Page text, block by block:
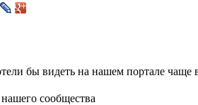
бы видеть на нашем портале чаще
сообщества